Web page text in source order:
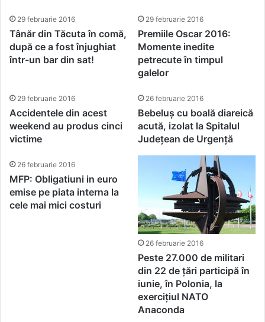
29 februarie 2016
Tânăr din Tăcuta în comă,
după ce a fost înjughiat
într-un bar din sat!
29 februarie 2016
Premiile Oscar 2016:
Momente inedite
petrecute în timpul
galelor
29 februarie 2016
Accidentele din acest
weekend au produs cinci
victime
26 februarie 2016
Bebeluș cu boală diareică
acută, izolat la Spitalul
Județean de Urgență
26 februarie 2016
MFP: Obligatiuni in euro
emise pe piata interna la
cele mai mici costuri
26 februarie 2016
Peste 27.000 de militari
din 22 de țări participă în
iunie, în Polonia, la
exercițiul NATO
Anaconda